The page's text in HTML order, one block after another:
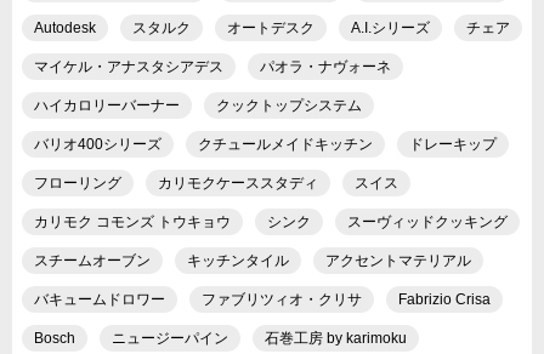
Autodesk スタルク オートデスク A.I.シリーズ チェア
マイケル・アナスタシアデス パオラ・ナヴォーネ
ハイカロリーバーナー クックトップシステム
バリオ400シリーズ クチュールメイドキッチン ドレーキップ
フローリング カリモクケーススタディ スイス
カリモク コモンズ トウキョウ シンク スーヴィッドクッキング
スチームオーブン キッチンタイル アクセントマテリアル
バキュームドロワー ファブリツィオ・クリサ Fabrizio Crisa
Bosch ニュージーパイン 石巻工房 by karimoku